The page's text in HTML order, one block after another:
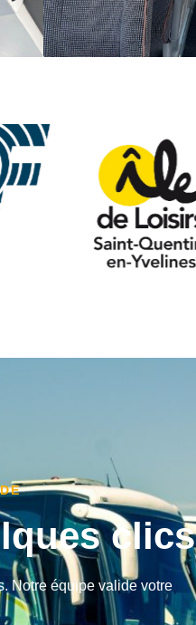
clics
Notre équipe valide votre